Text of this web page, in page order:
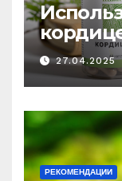
и
27.04.2025
РЕКОМЕНДАЦИИ